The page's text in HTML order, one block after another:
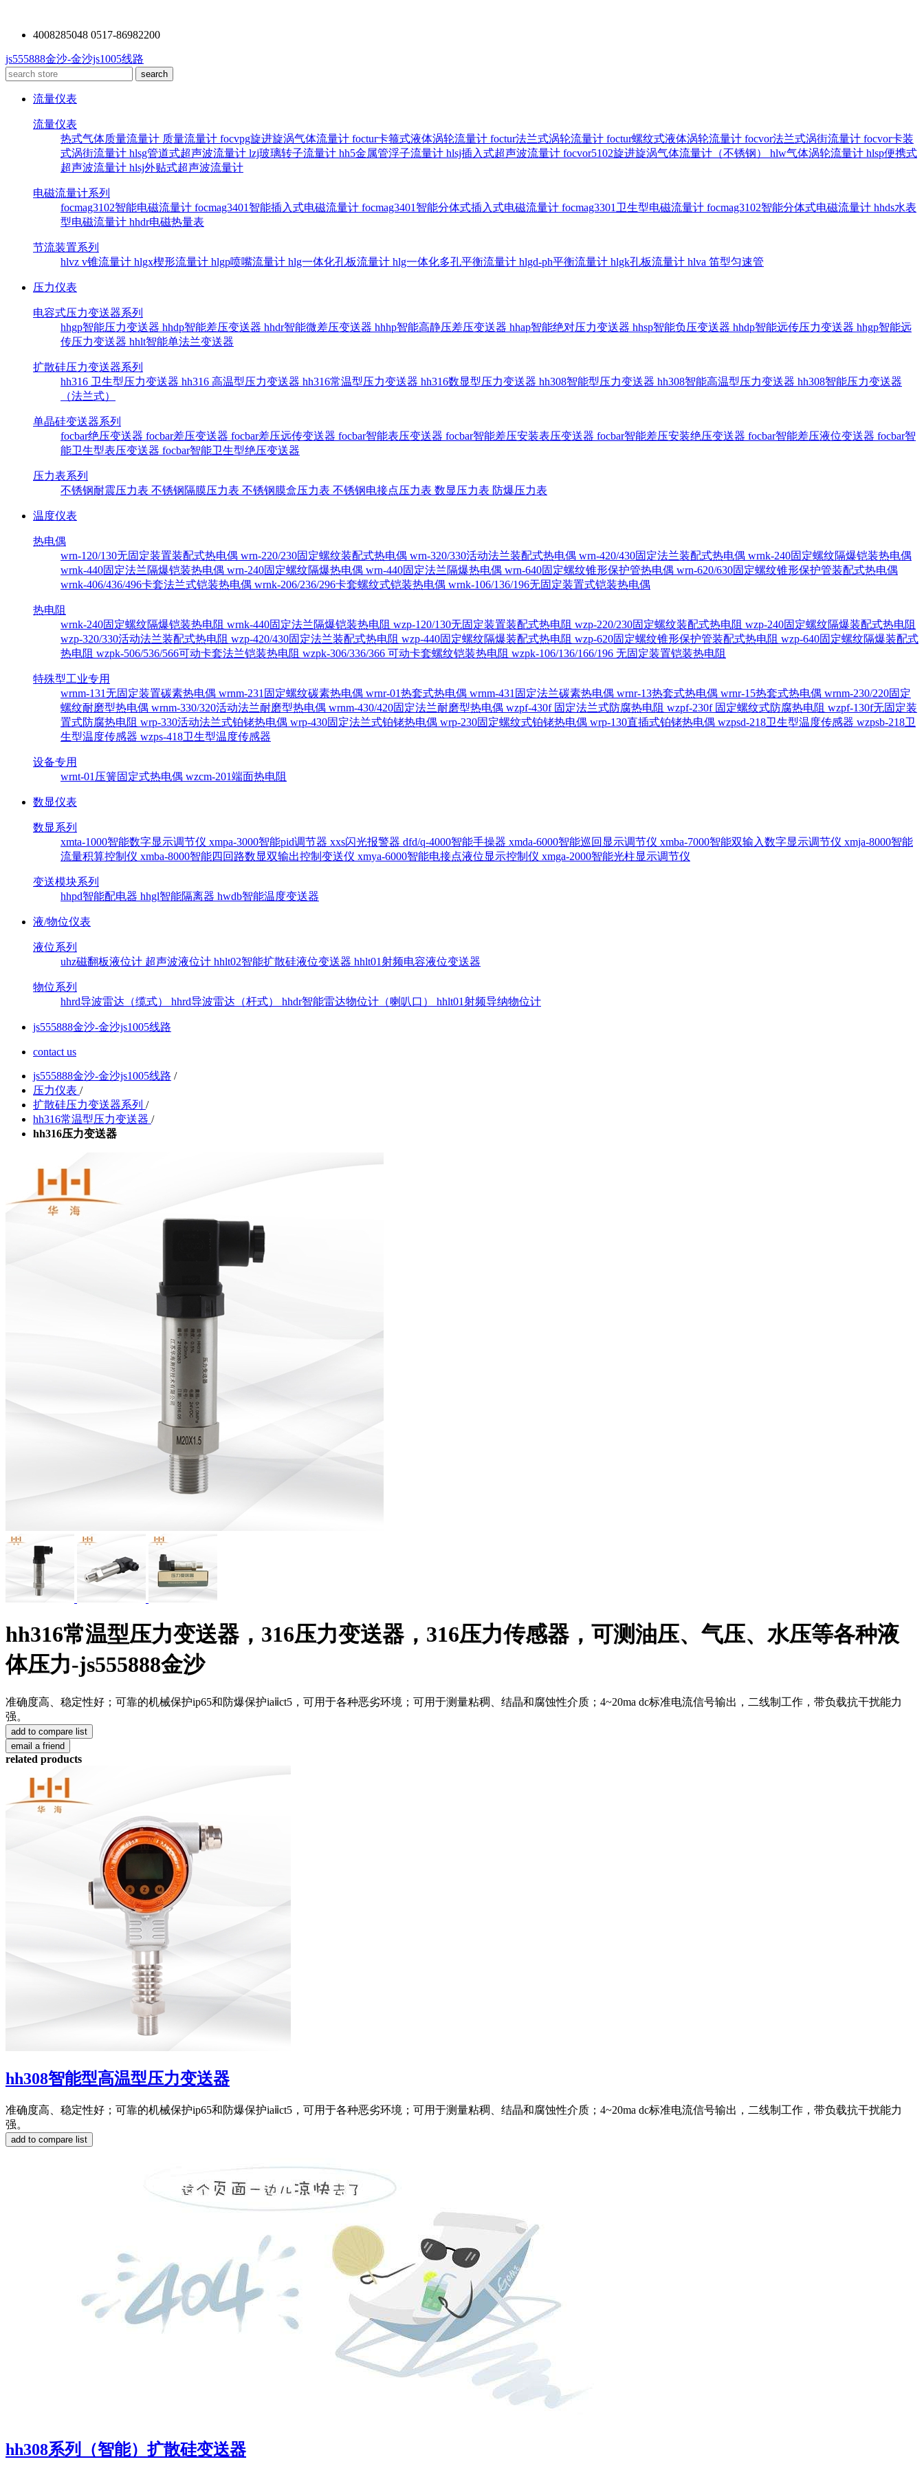
4008285048 0517-86982200
js555888金沙-金沙js1005线路
流量仪表
流量仪表
热式气体质量流量计 质量流量计 focvpg旋进旋涡气体流量计 foctur卡箍式液体涡轮流量计 foctur法兰式涡轮流量计 foctur螺纹式液体涡轮流量计 focvor法兰式涡街流量计 focvor卡装
式涡街流量计 hlsg管道式超声波流量计 lzj玻璃转子流量计 hh5金属管浮子流量计 hlsj插入式超声波流量计 focvor5102旋进旋涡气体流量计（不锈钢） hlw气体涡轮流量计 hlsp便携式
超声波流量计 hlsj外贴式超声波流量计
电磁流量计系列
focmag3102智能电磁流量计 focmag3401智能插入式电磁流量计 focmag3401智能分体式插入式电磁流量计 focmag3301卫生型电磁流量计 focmag3102智能分体式电磁流量计 hhds水表
型电磁流量计 hhdr电磁热量表
节流装置系列
hlvz v锥流量计 hlgx楔形流量计 hlgp喷嘴流量计 hlg一体化孔板流量计 hlg一体化多孔平衡流量计 hlgd-ph平衡流量计 hlgk孔板流量计 hlva 笛型匀速管
压力仪表
电容式压力变送器系列
hhgp智能压力变送器 hhdp智能差压变送器 hhdr智能微差压变送器 hhhp智能高静压差压变送器 hhap智能绝对压力变送器 hhsp智能负压变送器 hhdp智能远传压力变送器 hhgp智能远
传压力变送器 hhlt智能单法兰变送器
扩散硅压力变送器系列
hh316 卫生型压力变送器 hh316 高温型压力变送器 hh316常温型压力变送器 hh316数显型压力变送器 hh308智能型压力变送器 hh308智能高温型压力变送器 hh308智能压力变送器
（法兰式）
单晶硅变送器系列
focbar绝压变送器 focbar差压变送器 focbar差压远传变送器 focbar智能表压变送器 focbar智能差压安装表压变送器 focbar智能差压安装绝压变送器 focbar智能差压液位变送器 focbar智
能卫生型表压变送器 focbar智能卫生型绝压变送器
压力表系列
不锈钢耐震压力表 不锈钢隔膜压力表 不锈钢膜盒压力表 不锈钢电接点压力表 数显压力表 防爆压力表
温度仪表
热电偶
wrn-120/130无固定装置装配式热电偶 wrn-220/230固定螺纹装配式热电偶 wrn-320/330活动法兰装配式热电偶 wrn-420/430固定法兰装配式热电偶 wrnk-240固定螺纹隔爆铠装热电偶
wrnk-440固定法兰隔爆铠装热电偶 wrn-240固定螺纹隔爆热电偶 wrn-440固定法兰隔爆热电偶 wrn-640固定螺纹锥形保护管热电偶 wrn-620/630固定螺纹锥形保护管装配式热电偶
wrnk-406/436/496卡套法兰式铠装热电偶 wrnk-206/236/296卡套螺纹式铠装热电偶 wrnk-106/136/196无固定装置式铠装热电偶
热电阻
wrnk-240固定螺纹隔爆铠装热电阻 wrnk-440固定法兰隔爆铠装热电阻 wzp-120/130无固定装置装配式热电阻 wzp-220/230固定螺纹装配式热电阻 wzp-240固定螺纹隔爆装配式热电阻
wzp-320/330活动法兰装配式热电阻 wzp-420/430固定法兰装配式热电阻 wzp-440固定螺纹隔爆装配式热电阻 wzp-620固定螺纹锥形保护管装配式热电阻 wzp-640固定螺纹隔爆装配式
热电阻 wzpk-506/536/566可动卡套法兰铠装热电阻 wzpk-306/336/366 可动卡套螺纹铠装热电阻 wzpk-106/136/166/196 无固定装置铠装热电阻
特殊型工业专用
wrnm-131无固定装置碳素热电偶 wrnm-231固定螺纹碳素热电偶 wrnr-01热套式热电偶 wrnm-431固定法兰碳素热电偶 wrnr-13热套式热电偶 wrnr-15热套式热电偶 wrnm-230/220固定
螺纹耐磨型热电偶 wrnm-330/320活动法兰耐磨型热电偶 wrnm-430/420固定法兰耐磨型热电偶 wzpf-430f 固定法兰式防腐热电阻 wzpf-230f 固定螺纹式防腐热电阻 wzpf-130f无固定装
置式防腐热电阻 wrp-330活动法兰式铂铑热电偶 wrp-430固定法兰式铂铑热电偶 wrp-230固定螺纹式铂铑热电偶 wrp-130直插式铂铑热电偶 wzpsd-218卫生型温度传感器 wzpsb-218卫
生型温度传感器 wzps-418卫生型温度传感器
设备专用
wrnt-01压簧固定式热电偶 wzcm-201端面热电阻
数显仪表
数显系列
xmta-1000智能数字显示调节仪 xmpa-3000智能pid调节器 xxs闪光报警器 dfd/q-4000智能手操器 xmda-6000智能巡回显示调节仪 xmba-7000智能双输入数字显示调节仪 xmja-8000智能
流量积算控制仪 xmba-8000智能四回路数显双输出控制变送仪 xmya-6000智能电接点液位显示控制仪 xmga-2000智能光柱显示调节仪
变送模块系列
hhpd智能配电器 hhgl智能隔离器 hwdb智能温度变送器
液/物位仪表
液位系列
uhz磁翻板液位计 超声波液位计 hhlt02智能扩散硅液位变送器 hhlt01射频电容液位变送器
物位系列
hhrd导波雷达（缆式） hhrd导波雷达（杆式） hhdr智能雷达物位计（喇叭口） hhlt01射频导纳物位计
js555888金沙-金沙js1005线路
contact us
js555888金沙-金沙js1005线路 /
压力仪表 /
扩散硅压力变送器系列 /
hh316常温型压力变送器 /
hh316压力变送器
hh316常温型压力变送器，316压力变送器，316压力传感器，可测油压、气压、水压等各种液
体压力-js555888金沙
准确度高、稳定性好；可靠的机械保护ip65和防爆保护iaⅱct5，可用于各种恶劣环境；可用于测量粘稠、结晶和腐蚀性介质；4~20ma dc标准电流信号输出，二线制工作，带负载抗干扰能力
强。
related products
hh308智能型高温型压力变送器
准确度高、稳定性好；可靠的机械保护ip65和防爆保护iaⅱct5，可用于各种恶劣环境；可用于测量粘稠、结晶和腐蚀性介质；4~20ma dc标准电流信号输出，二线制工作，带负载抗干扰能力
强。
hh308系列（智能）扩散硅变送器